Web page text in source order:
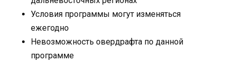
Условия программы могут изменяться
ежегодно
Невозможность овердрафта по данной
программе